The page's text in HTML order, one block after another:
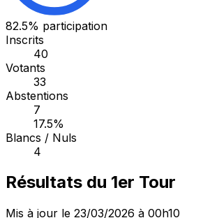
82.5% participation
Inscrits
40
Votants
33
Abstentions
7
17.5%
Blancs / Nuls
4
Résultats du 1er Tour
Mis à jour le 23/03/2026 à 00h10